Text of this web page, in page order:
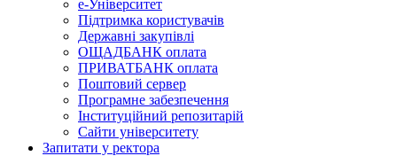
е-Університет
Підтримка користувачів
Державні закупівлі
ОЩАДБАНК оплата
ПРИВАТБАНК оплата
Поштовий сервер
Програмне забезпечення
Інституційний репозитарій
Сайти університету
Запитати у ректора